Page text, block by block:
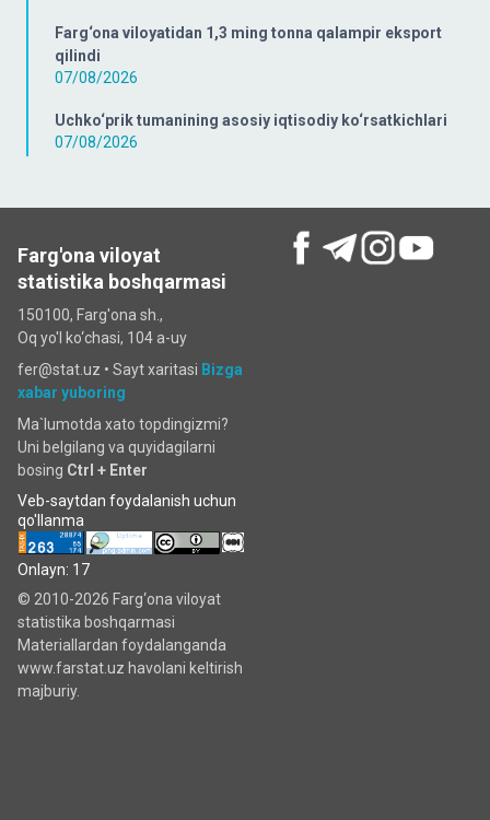
Farg‘ona viloyatidan 1,3 ming tonna qalampir eksport
qilindi
07/08/2026
Uchko‘prik tumanining asosiy iqtisodiy ko‘rsatkichlari
07/08/2026
Farg'ona viloyat
statistika boshqarmasi
150100, Farg'ona sh.,
Oq yo'l ko‘chаsi, 104 a-uy
fer@stat.uz • Sayt xaritasi Bizga
xabar yuboring
Ma`lumotda xato topdingizmi?
Uni belgilang va quyidagilarni
bosing Ctrl + Enter
Veb-saytdan foydalanish uchun
qo'llanma
Onlayn: 17
© 2010-2026 Farg‘ona viloyat
statistika boshqarmasi
Materiallardan foydalanganda
www.farstat.uz havolani keltirish
majburiy.